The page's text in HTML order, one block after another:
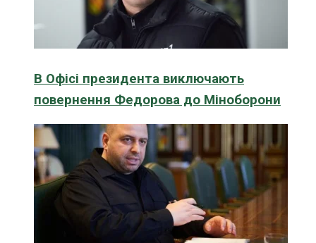
В Офісі президента виключають
повернення Федорова до Міноборони